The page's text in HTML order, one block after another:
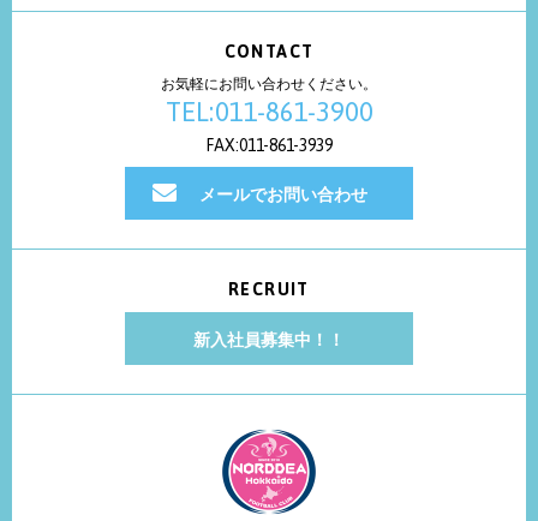
CONTACT
お気軽にお問い合わせください。
TEL:011-861-3900
FAX:011-861-3939
メールでお問い合わせ
RECRUIT
新入社員募集中！！